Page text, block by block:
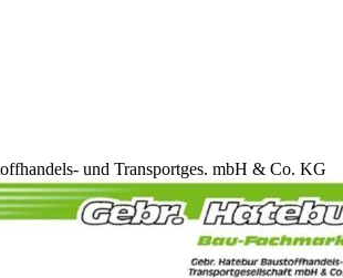
und Transportges. mbH & Co. KG